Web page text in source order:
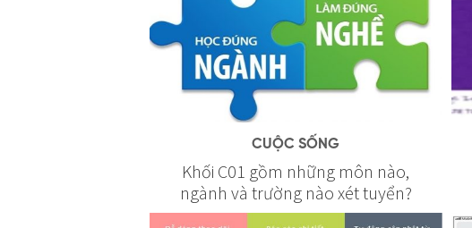
CUỘC SỐNG
Khối C01 gồm những môn nào,
ngành và trường nào xét tuyển?